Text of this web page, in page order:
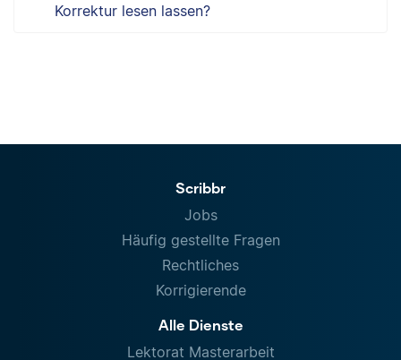
Korrektur lesen lassen?
Scribbr
Jobs
Häufig gestellte Fragen
Rechtliches
Korrigierende
Alle Dienste
Lektorat Masterarbeit